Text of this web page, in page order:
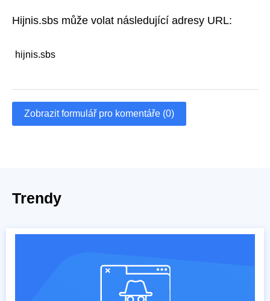
Hijnis.sbs může volat následující adresy URL:
hijnis.sbs
Zobrazit formulář pro komentáře (0)
Trendy